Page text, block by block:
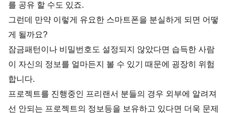
를 공유 할 수도 있죠.
그런데 만약 이렇게 유요한 스마트폰을 분실하게 되면 어떻
게 될까요?
잠금패턴이나 비밀번호도 설정되지 않았다면 습득한 사람
이 자신의 정보를 얼마든지 볼 수 있기 때문에 굉장히 위험
합니다.
프로젝트를 진행중인 프리랜서 분들의 경우 외부에 알려져
선 안되는 프로젝트의 정보등을 보유하고 있다면 더욱 문제